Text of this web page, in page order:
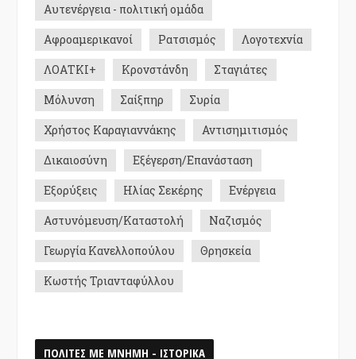
Αυτενέργεια - πολιτική ομάδα
Αφροαμερικανοί
Ρατσισμός
Λογοτεχνία
ΛΟΑΤΚΙ+
Κρονστάνδη
Σταγιάτες
Μόλυνση
Σαίξπηρ
Συρία
Χρήστος Καραγιαννάκης
Αντισημιτισμός
Δικαιοσύνη
Εξέγερση/Επανάσταση
Εξορύξεις
Ηλίας Σεκέρης
Ενέργεια
Αστυνόμευση/Καταστολή
Ναζισμός
Γεωργία Κανελλοπούλου
Θρησκεία
Κωστής Τριανταφύλλου
ΠΟΛΙΤΕΣ ΜΕ ΜΝΗΜΗ - ΙΣΤΟΡΙΚΑ